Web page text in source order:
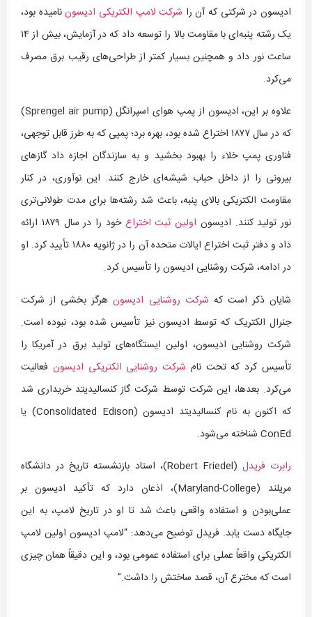
ادیسون در شرکتی که آن را شرکت لامپ الکتریکی ادیسوننامیده بود،
یک رشته پنبه‌ای با مقاومت بالا را توسعه داد که در آزمایش، بیش از ۱۴
ساعت نور داد و همچنین بسیار کمتر از طراحی‌های رقیب برق مصرف
می‌کرد.
علاوه بر این، ادیسون از پمپ هوای اسپرانگل (Sprengel air pump)
که در سال ۱۸۷۷ اختراع شده بود، بهره برد؛ پمپی که به طرز قابل توجهی،
فناوری پمپ خلاء را بهبود بخشید و به سازندگان اجازه داد گازهای
بیرونی را از داخل حباب شیشه‌ای خارج کنند. این نوآوری، در کنار
مقاومت الکتریکی بالای پنبه، باعث شد رشته‌ها برای مدت طولانی‌تری
نور تولید کنند. ادیسون اولین ثبت اختراع
خود را در سال ۱۸۷۹ ارائه
داد و دفتر ثبت اختراع ایالات متحده آن را در ژانویه ۱۸۸۰ تأیید کرد. او
در ادامه، شرکت روشنایی ادیسون را تأسیس کرد.
شایان ذکر است که شرکت روشنایی ادیسونهرگز بخشی از شرکت
جنرال الکتریک که توسط ادیسون نیز تأسیس شده بود، نبوده است.
شرکت روشنایی ادیسون، اولین ایستگاه‌های تولید برق در آمریکا را
تأسیس کرد که تحت نام شرکت روشنایی الکتریکی ادیسون فعالیت
می‌کرد. بعدها، این شرکت توسط شرکت گاز کنسالیدیتد خریداری شد
که اکنون به نام کنسالیدیتد ادیسون (Consolidated Edison) یا
ConEd شناخته می‌شود.
رابرت فریدل
(Robert Friedel)، استاد بازنشسته تاریخ در دانشگاه
مریلند (Maryland-College)، اذعان دارد که تأکید ادیسون بر
عملی‌بودن و استفاده واقعی باعث شد تا او در تاریخ لامپ، به این
جایگاه دست یابد. فریدل توضیح می‌دهد: “لامپ ادیسون اولین لامپ
الکتریکی واقعاً عملی برای استفاده عمومی بود، و این دقیقاً همان چیزی
است که مخترع آن، قصد ساختش را داشت.”